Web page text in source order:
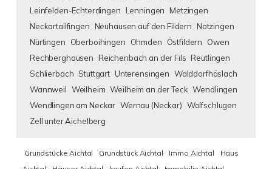
Leinfelden-Echterdingen
Lenningen
Metzingen
Neckartailfingen
Neuhausen auf den Fildern
Notzingen
Nürtingen
Oberboihingen Ohmden Ostfildern
Owen
Rechberghausen
Reichenbach an der Fils Reutlingen
Schlierbach Stuttgart Unterensingen Walddorfhäslach
Wannweil Weilheim Weilheim an der Teck Wendlingen
Wendlingen am Neckar Wernau (Neckar) Wolfschlugen
Zell unter Aichelberg
Grundstücke Aichtal Grundstück Aichtal Immo Aichtal
Haus